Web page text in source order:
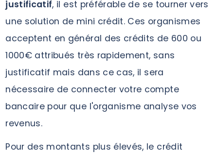
justificatif, il est préférable de se tourner vers
une solution de mini crédit. Ces organismes
acceptent en général des crédits de 600 ou
1000€ attribués très rapidement, sans
justificatif mais dans ce cas, il sera
nécessaire de connecter votre compte
bancaire pour que l'organisme analyse vos
revenus.
Pour des montants plus élevés, le crédit